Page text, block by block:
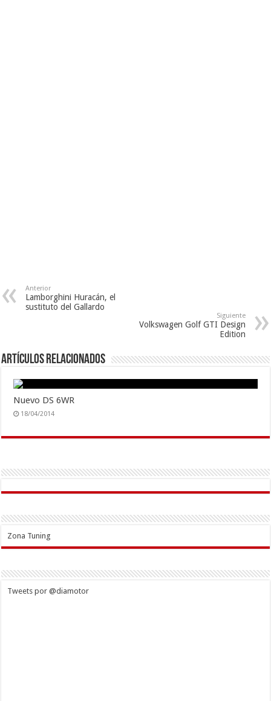
Anterior
Lamborghini Huracán, el
sustituto del Gallardo
Siguiente
Volkswagen Golf GTI Design
Edition
Artículos Relacionados
Nuevo DS 6WR
18/04/2014
Zona Tuning
Tweets por @diamotor